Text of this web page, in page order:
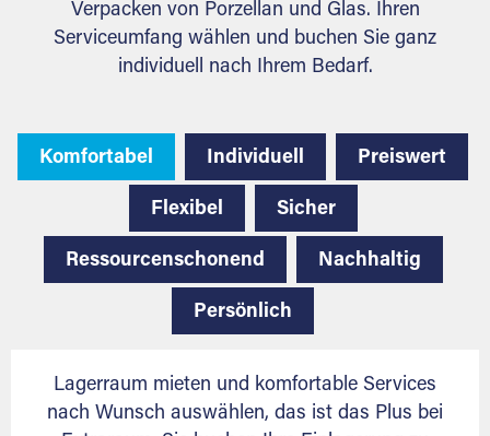
Verpacken von Porzellan und Glas. Ihren
Serviceumfang wählen und buchen Sie ganz
individuell nach Ihrem Bedarf.
Komfortabel Individuell Preiswert
Flexibel Sicher
Ressourcenschonend Nachhaltig
Persönlich
Lagerraum mieten und komfortable Services
nach Wunsch auswählen, das ist das Plus bei